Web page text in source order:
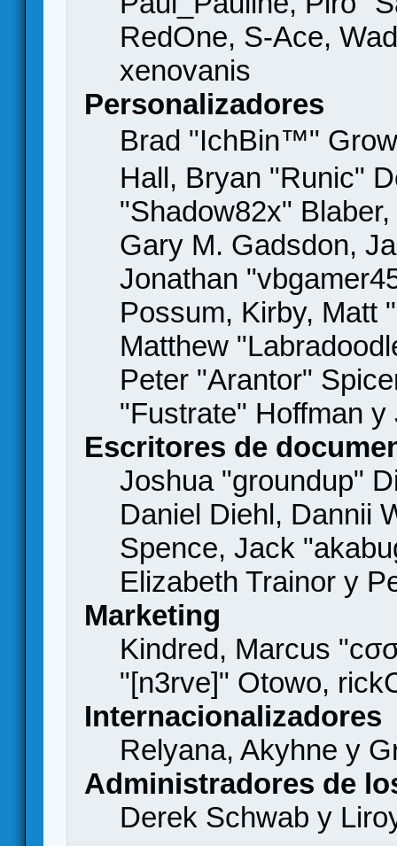
RedOne, S-Ace,
xenovanis
Personalizadores
Brad "IchBin™"
Hall, Bryan "Runic"
"Shadow82x"
Gary M. Gadsdon,
Jonathan
Possum, Kirby, Matt
Matthew
Peter "Arantor"
"Fustrate" Hoffman
Escritores de
Joshua "groundup"
Daniel Diehl, Dannii
Spence, Jack
Elizabeth Trainor y
Marketing
Kindred, Marcus
"[n3rve]" Otowo,
Internacionalizadores
Relyana, Akyhne y
Administradores de
Derek Schwab y